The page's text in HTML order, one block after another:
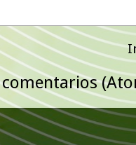
comentarios